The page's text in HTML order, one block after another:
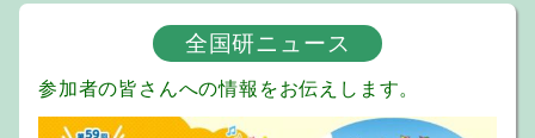
ているＵＲＬからご視聴ください。
2024.11.17 終了しました
第59回全国学童保育研究集会は終了いたしました。
全国研ニュース
参加者の皆さんへの情報をお伝えします。